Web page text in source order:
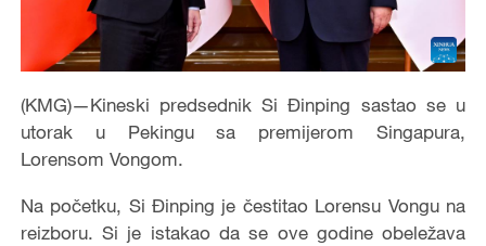
(KMG)—Kineski predsednik Si Đinping sastao se u
utorak u Pekingu sa premijerom Singapura,
Lorensom Vongom.
Na početku, Si Đinping je čestitao Lorensu Vongu na
reizboru. Si je istakao da se ove godine obeležava